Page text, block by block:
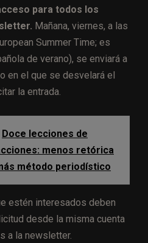
para todos los
Mañana, viernes, a las
Summer Time; es
de verano), se enviará a
en el que se desvelará el
la entrada.
Doce lecciones de
menos retórica
método periodístico
estén interesados deben
desde la misma cuenta
a la newsletter.